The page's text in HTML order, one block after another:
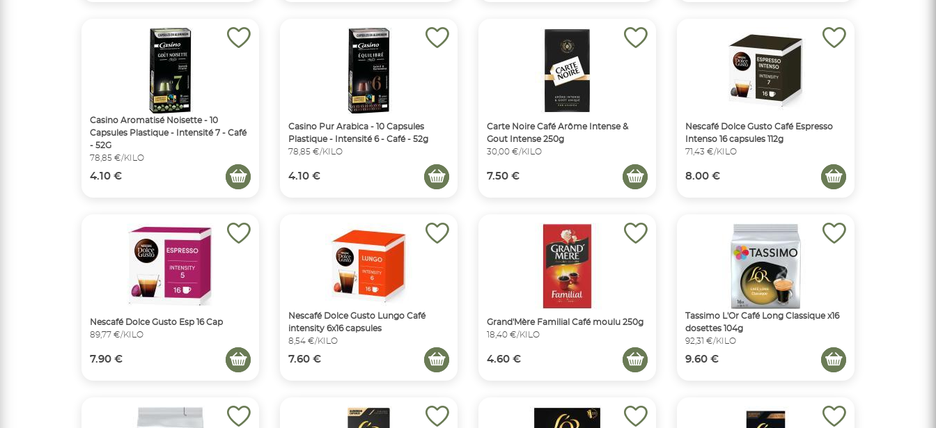
Casino Aromatisé Noisette - 10
Capsules Plastique - Intensité 7 - Café
- 52G
78,85 €/KILO
4.10 €
Casino Pur Arabica - 10 Capsules
Plastique - Intensité 6 - Café - 52g
78,85 €/KILO
4.10 €
Carte Noire Café Arôme Intense &
Gout Intense 250g
30,00 €/KILO
7.50 €
Nescafé Dolce Gusto Café Espresso
Intenso 16 capsules 112g
71,43 €/KILO
8.00 €
Nescafé Dolce Gusto Esp 16 Cap
89,77 €/KILO
7.90 €
Nescafé Dolce Gusto Lungo Café
intensity 6x16 capsules
8,54 €/KILO
7.60 €
Grand'Mère Familial Café moulu 250g
18,40 €/KILO
4.60 €
Tassimo L'Or Café Long Classique x16
dosettes 104g
92,31 €/KILO
9.60 €